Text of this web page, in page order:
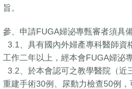
旨。
參、申請FUGA婦泌專甄審者須具
3.1、具有國內外婦產專科醫師資
工作二年以上，經本會FUGA婦泌
3.2、於本會認可之教學醫院（近
重建手術30例、尿動力檢查50例